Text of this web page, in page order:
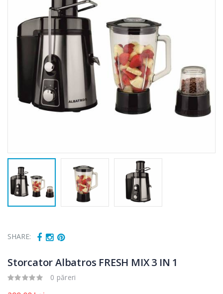
SHARE:
Storcator Albatros FRESH MIX 3 IN 1
0 păreri